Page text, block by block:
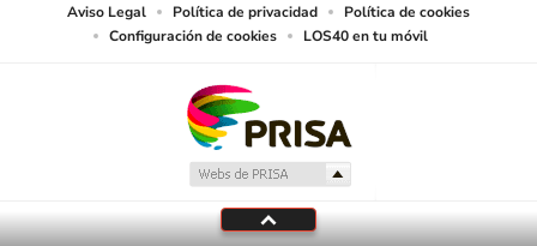
Aviso Legal Política de privacidad
Política de cookies
Configuración de cookies
LOS40 en tu móvil